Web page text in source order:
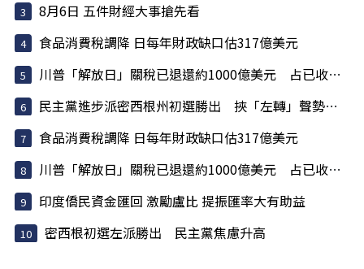
8月6日 五件財經大事搶先看
食品消費稅調降 日每年財政缺口估317億美元
川普「解放日」關稅已退還約1000億美元 占已收稅6成
民主黨進步派密西根州初選勝出 挾「左轉」聲勢挑戰建制派
食品消費稅調降 日每年財政缺口估317億美元
川普「解放日」關稅已退還約1000億美元 占已收稅6成
印度僑民資金匯回 激勵盧比 提振匯率大有助益
密西根初選左派勝出 民主黨焦慮升高